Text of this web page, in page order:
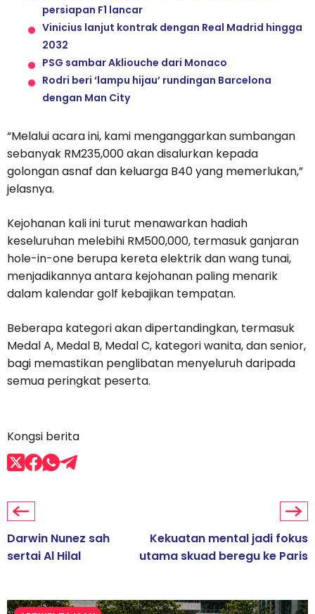
persiapan F1 lancar
Vinicius lanjut kontrak dengan Real Madrid hingga
2032
PSG sambar Akliouche dari Monaco
Rodri beri ‘lampu hijau’ rundingan Barcelona
dengan Man City
“Melalui acara ini, kami menganggarkan sumbangan
sebanyak RM235,000 akan disalurkan kepada
golongan asnaf dan keluarga B40 yang memerlukan,”
jelasnya.
Kejohanan kali ini turut menawarkan hadiah
keseluruhan melebihi RM500,000, termasuk ganjaran
hole-in-one berupa kereta elektrik dan wang tunai,
menjadikannya antara kejohanan paling menarik
dalam kalendar golf kebajikan tempatan.
Beberapa kategori akan dipertandingkan, termasuk
Medal A, Medal B, Medal C, kategori wanita, dan senior,
bagi memastikan penglibatan menyeluruh daripada
semua peringkat peserta.
Kongsi berita
Darwin Nunez sah
sertai Al Hilal
Kekuatan mental jadi fokus
utama skuad beregu ke Paris